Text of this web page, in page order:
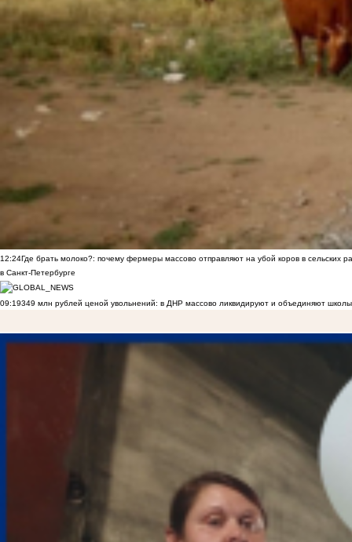
12:24Где брать молоко?: почему фермеры массово отправляют на убой коров в сельских
в Санкт-Петербурге
09:19349 млн рублей ценой увольнений: в ДНР массово ликвидируют и объединяют